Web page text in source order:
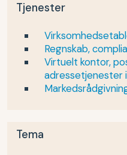
Tjenester
Regnskab,
Virtuelt kontor,
adressetjenester
Tema